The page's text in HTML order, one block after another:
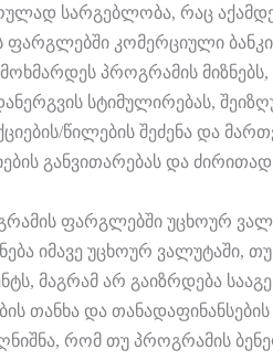
სარგებლობა, რაც
კომერციული
პროგრამის
სტიმულირებას,
წილების შეძენა და
განვითარებას და ძირითად
ფარგლებში უცხოურ
იმავე უცხოურ ვალუტაში,
მაგრამ არ გაიზრდება
თანხა და
რომ თუ პროგრამის